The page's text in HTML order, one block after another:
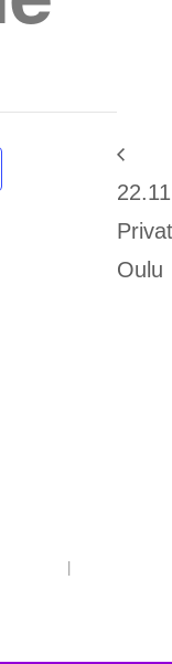
22.11
Oulu